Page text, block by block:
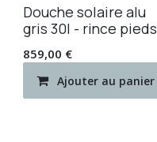
Douche solaire alu
gris 30l - rince pieds
859,00 €
Ajouter au panier